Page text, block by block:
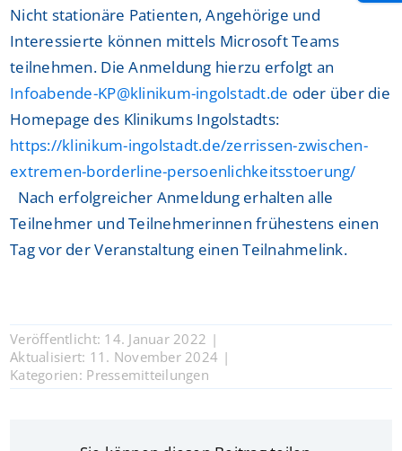
Nicht stationäre Patienten, Angehörige und
Interessierte können mittels Microsoft Teams
teilnehmen. Die Anmeldung hierzu erfolgt an
Infoabende-KP@klinikum-ingolstadt.de oder über die
Homepage des Klinikums Ingolstadts:
https://klinikum-ingolstadt.de/zerrissen-zwischen-
extremen-borderline-persoenlichkeitsstoerung/
Nach erfolgreicher Anmeldung erhalten alle
Teilnehmer und Teilnehmerinnen frühestens einen
Tag vor der Veranstaltung einen Teilnahmelink.
Veröffentlicht: 14. Januar 2022 |
Aktualisiert: 11. November 2024 |
Kategorien: Pressemitteilungen